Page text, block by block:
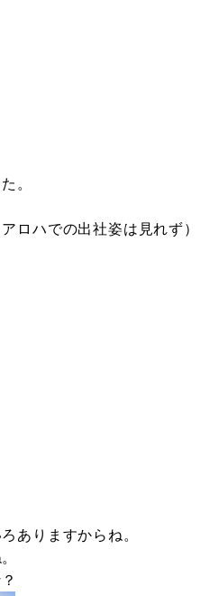
。
ロハでの出社姿は見れず）
ありますからね。